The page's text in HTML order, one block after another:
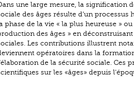
une large mesure, la signification
des âges résulte d’un
phase de la vie « la plus heureuse »
des âges » en
Les contributions illustrent
opératoires dans la
de la sécurité sociale. Ces
sur les «âges» depuis